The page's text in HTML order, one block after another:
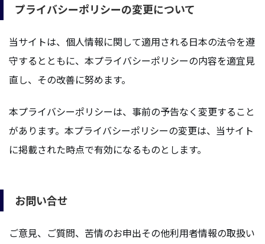
プライバシーポリシーの変更について
当サイトは、個人情報に関して適用される日本の法令を遵
守するとともに、本プライバシーポリシーの内容を適宜見
直し、その改善に努めます。
本プライバシーポリシーは、事前の予告なく変更すること
があります。本プライバシーポリシーの変更は、当サイト
に掲載された時点で有効になるものとします。
お問い合せ
ご意見、ご質問、苦情のお申出その他利用者情報の取扱い